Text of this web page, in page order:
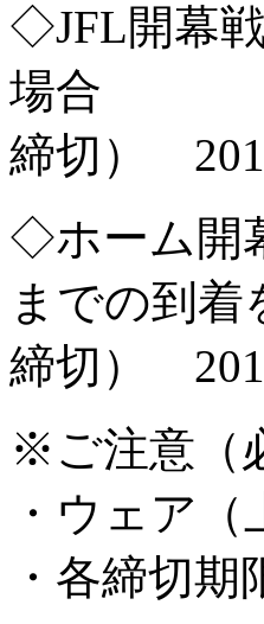
◇JFL開幕
場合
締切）
◇ホーム開
までの到着
締切）
※ご注意（
・ウェア
・各締切